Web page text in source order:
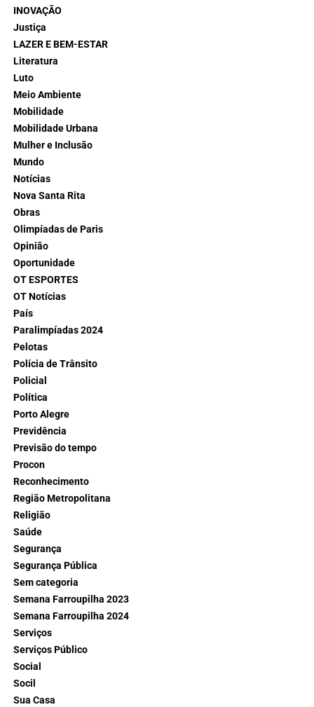
INOVAÇÃO
Justiça
LAZER E BEM-ESTAR
Literatura
Luto
Meio Ambiente
Mobilidade
Mobilidade Urbana
Mulher e Inclusão
Mundo
Notícias
Nova Santa Rita
Obras
Olimpíadas de Paris
Opinião
Oportunidade
OT ESPORTES
OT Notícias
País
Paralimpíadas 2024
Pelotas
Polícia de Trânsito
Policial
Política
Porto Alegre
Previdência
Previsão do tempo
Procon
Reconhecimento
Região Metropolitana
Religião
Saúde
Segurança
Segurança Pública
Sem categoria
Semana Farroupilha 2023
Semana Farroupilha 2024
Serviços
Serviços Público
Social
Socil
Sua Casa